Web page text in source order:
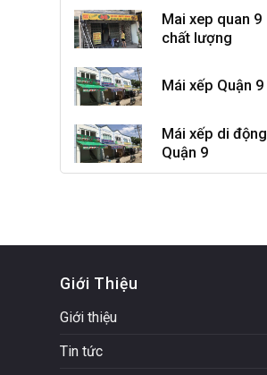
Mai xep quan 9
chất lượng
Mái xếp Quận 9
Mái xếp di động
Quận 9
Giới Thiệu
Giới thiệu
Tin tức